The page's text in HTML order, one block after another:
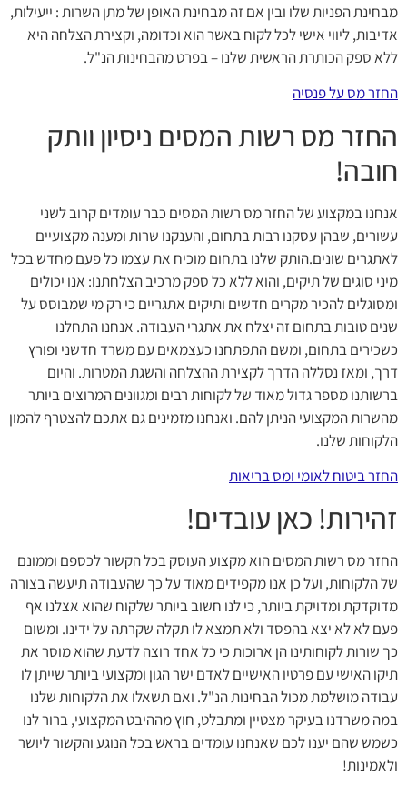
מבחינת הפניות שלו ובין אם זה מבחינת האופן של מתן השרות : ייעילות,
אדיבות, ליווי אישי לכל לקוח באשר הוא וכדומה, וקצירת הצלחה היא
ללא ספק הכותרת הראשית שלנו – בפרט מהבחינות הנ"ל.
החזר מס על פנסיה
החזר מס רשות המסים ניסיון וותק
חובה!
אנחנו במקצוע של החזר מס רשות המסים כבר עומדים קרוב לשני
עשורים, שבהן עסקנו רבות בתחום, והענקנו שרות ומענה מקצועיים
לאתגרים שונים.הותק שלנו בתחום מוכיח את עצמו כל פעם מחדש בכל
מיני סוגים של תיקים, והוא ללא כל ספק מרכיב הצלחתנו: אנו יכולים
ומסוגלים להכיר מקרים חדשים ותיקים אתגריים כי רק מי שמבוסס על
שנים טובות בתחום זה יצלח את אתגרי העבודה. אנחנו התחלנו
כשכירים בתחום, ומשם התפתחנו כעצמאים עם משרד חדשני ופורץ
דרך, ומאז נסללה הדרך לקצירת ההצלחה והשגת המטרות. והיום
ברשותנו מספר גדול מאוד של לקוחות רבים ומגוונים המרוצים ביותר
מהשרות המקצועי הניתן להם. ואנחנו מזמינים גם אתכם להצטרף להמון
הלקוחות שלנו.
החזר ביטוח לאומי ומס בריאות
זהירות! כאן עובדים!
החזר מס רשות המסים הוא מקצוע העוסק בכל הקשור לכספם וממונם
של הלקוחות, ועל כן אנו מקפידים מאוד על כך שהעבודה תיעשה בצורה
מדוקדקת ומדויקת ביותר, כי לנו חשוב ביותר שלקוח שהוא אצלנו אף
פעם לא לא יצא בהפסד ולא תמצא לו תקלה שקרתה על ידינו. ומשום
כך שורות לקוחותינו הן ארוכות כי כל אחד רוצה לדעת שהוא מוסר את
תיקו האישי עם פרטיו האישיים לאדם ישר הגון ומקצועי ביותר שייתן לו
עבודה מושלמת מכול הבחינות הנ"ל. ואם תשאלו את הלקוחות שלנו
במה משרדנו בעיקר מצטיין ומתבלט, חוץ מההיבט המקצועי, ברור לנו
כשמש שהם יענו לכם שאנחנו עומדים בראש בכל הנוגע והקשור ליושר
ולאמינות!